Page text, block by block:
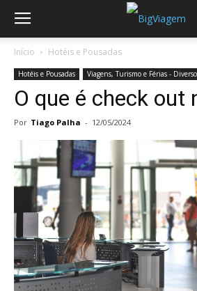
Início Hotéis e Pousadas
Hotéis e Pousadas Viagens, Turismo e Férias -
O que é check out
Por Tiago Palha - 12/05/2024